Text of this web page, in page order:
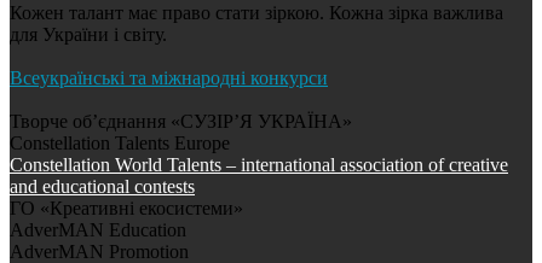
Кожен талант має право стати зіркою. Кожна зірка важлива
для України і світу.
Всеукраїнські та міжнародні конкурси
Творче об’єднання «СУЗІР’Я УКРАЇНА»
Constellation Talents Europe
Constellation World Talents – international association of creative
and educational contests
ГО «Креативні екосистеми»
AdverMAN Education
AdverMAN Promotion